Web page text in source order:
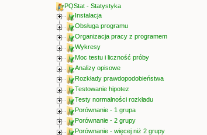
PQStat - Statystyka
Instalacja
Obsługa programu
Organizacja pracy z programem
Wykresy
Moc testu i liczność próby
Analizy opisowe
Rozkłady prawdopodobieństwa
Testowanie hipotez
Testy normalności rozkładu
Porównanie - 1 grupa
Porównanie - 2 grupy
Porównanie - więcej niż 2 grupy